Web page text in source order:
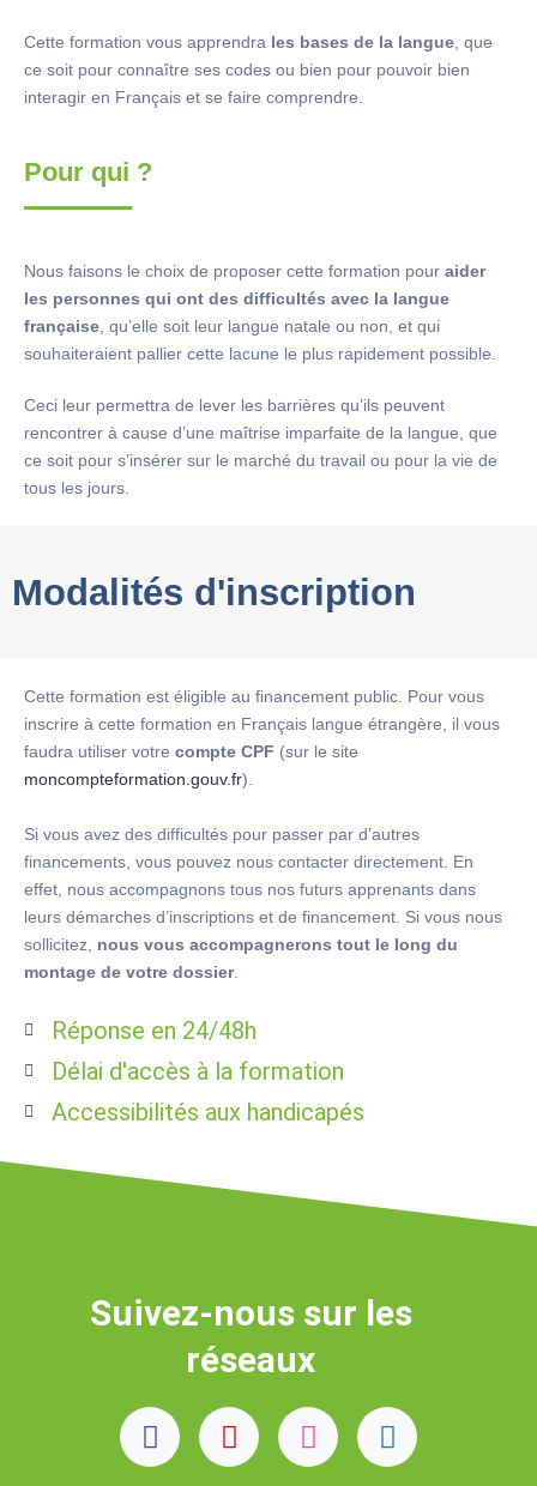
Cette formation vous apprendra les bases de la langue, que
ce soit pour connaître ses codes ou bien pour pouvoir bien
interagir en Français et se faire comprendre.
Pour qui ?
Nous faisons le choix de proposer cette formation pour aider
les personnes qui ont des difficultés avec la langue
française, qu’elle soit leur langue natale ou non, et qui
souhaiteraient pallier cette lacune le plus rapidement possible.
Ceci leur permettra de lever les barrières qu’ils peuvent
rencontrer à cause d’une maîtrise imparfaite de la langue, que
ce soit pour s’insérer sur le marché du travail ou pour la vie de
tous les jours.
Modalités d'inscription
Cette formation est éligible au financement public. Pour vous
inscrire à cette formation en Français langue étrangère, il vous
faudra utiliser votre compte CPF (sur le site
moncompteformation.gouv.fr).
Si vous avez des difficultés pour passer par d’autres
financements, vous pouvez nous contacter directement. En
effet, nous accompagnons tous nos futurs apprenants dans
leurs démarches d’inscriptions et de financement. Si vous nous
sollicitez, nous vous accompagnerons tout le long du
montage de votre dossier.
Réponse en 24/48h
Délai d'accès à la formation
Accessibilités aux handicapés
Suivez-nous sur les
réseaux